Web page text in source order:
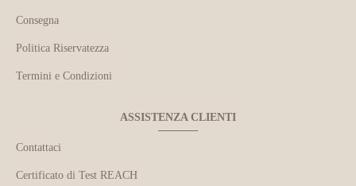
Consegna
Politica Riservatezza
Termini e Condizioni
ASSISTENZA CLIENTI
Contattaci
Certificato di Test REACH